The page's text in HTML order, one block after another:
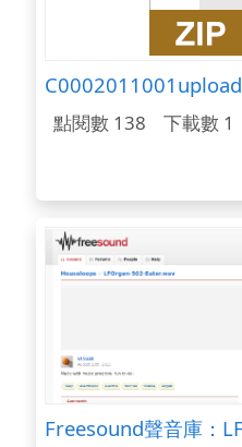
C0002011001upload
點閱數 138 下載數 1